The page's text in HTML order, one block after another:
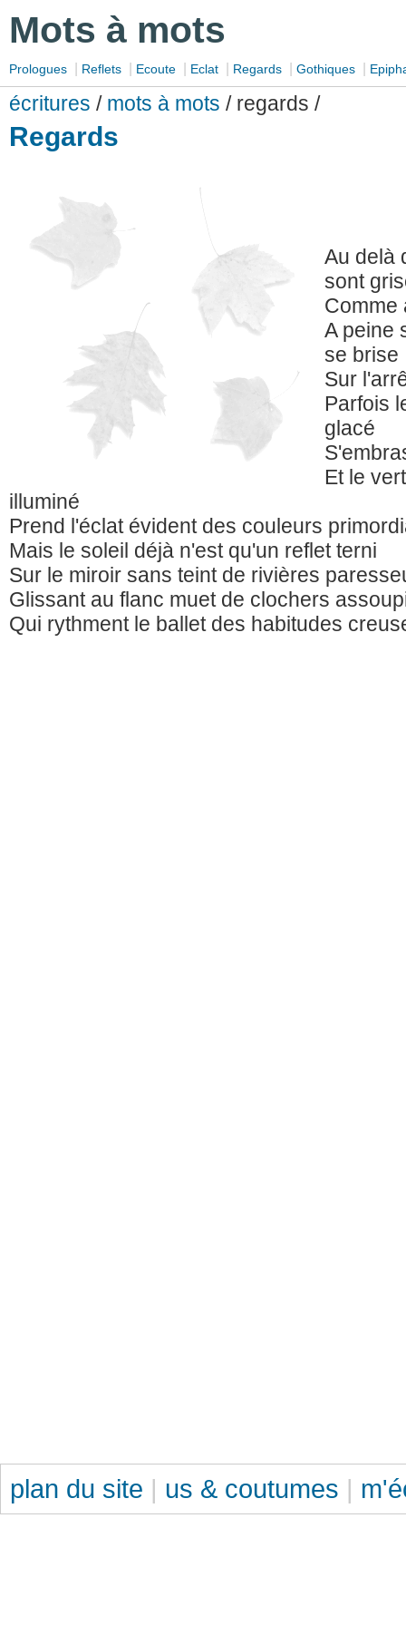
Mots à mots
Prologues Reflets Ecoute Eclat Regards Gothiques
écritures / mots à mots / regards /
Regards
Au delà
sont
Comme
A peine
se brise
Sur
Parfois
glacé
Et le
illuminé
Prend l'éclat évident des couleurs
Mais le soleil déjà n'est qu'un reflet terni
Sur le miroir sans teint de rivières
Glissant au flanc muet de clochers
Qui rythment le ballet des habitudes
plan du site | us & coutumes |